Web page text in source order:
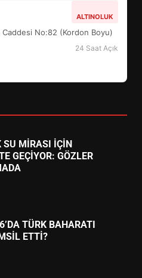
ALTINOLUK
No:82 (Kordon Boyu)
24 Saat Açık
KAYITLARI NEYİ
NASIL
SU MİRASI İÇİN
GEÇİYOR: GÖZLER
TÜRK BAHARATI
ETTİ?